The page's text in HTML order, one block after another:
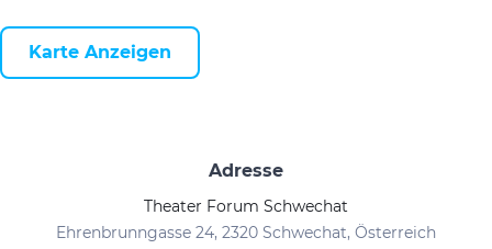
Karte Anzeigen
Adresse
Theater Forum Schwechat
Ehrenbrunngasse 24, 2320 Schwechat, Österreich